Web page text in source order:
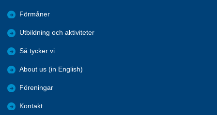
Förmåner
Utbildning och aktiviteter
Så tycker vi
About us (in English)
Föreningar
Kontakt